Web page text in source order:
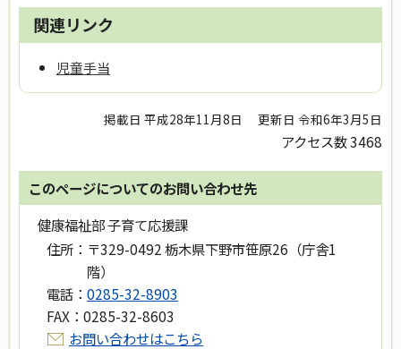
関連リンク
児童手当
掲載日 平成28年11月8日 更新日 令和6年3月5日
アクセス数3468
このページについてのお問い合わせ先
健康福祉部 子育て応援課
住所： 〒329-0492 栃木県下野市笹原26（庁舎1
階）
電話： 0285-32-8903
FAX： 0285-32-8603
お問い合わせはこちら